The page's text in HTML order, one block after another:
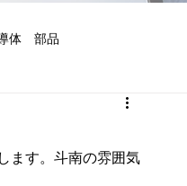
体 部品
ます。斗南の雰囲気